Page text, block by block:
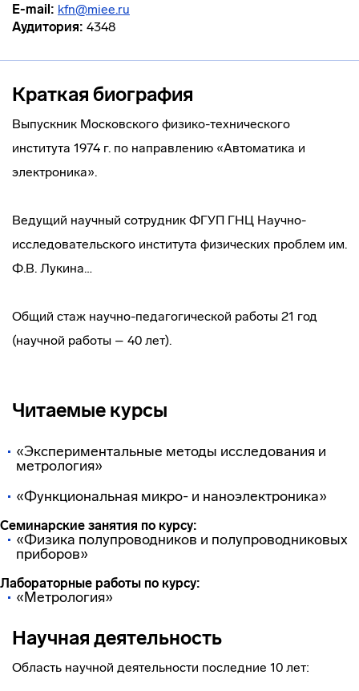
E-mail: kfn@miee.ru
Аудитория: 4348
Краткая биография
Выпускник Московского физико-технического
института 1974 г. по направлению «Автоматика и
электроника».
Ведущий научный сотрудник ФГУП ГНЦ Научно-
исследовательского института физических проблем им.
Ф.В. Лукина…
Общий стаж научно-педагогической работы 21 год
(научной работы – 40 лет).
Читаемые курсы
«Экспериментальные методы исследования и
метрология»
«Функциональная микро- и наноэлектроника»
Семинарские занятия по курсу:
«Физика полупроводников и полупроводниковых
приборов»
Лабораторные работы по курсу:
«Метрология»
Научная деятельность
Область научной деятельности последние 10 лет: